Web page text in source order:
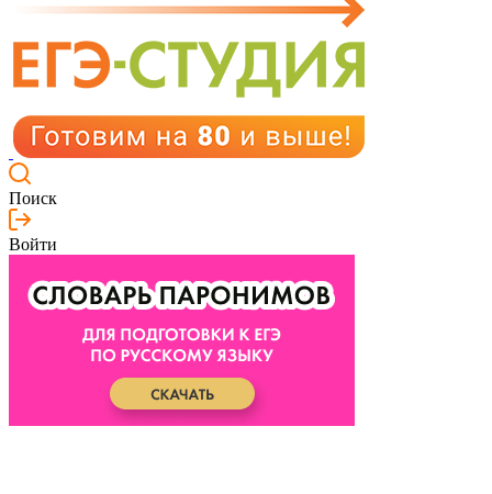
Поиск
Войти